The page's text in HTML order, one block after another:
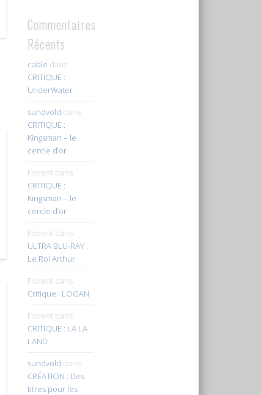
Commentaires
Récents
cable dans
CRITIQUE :
UnderWater
sundvold dans
CRITIQUE :
Kingsman – le
cercle d’or
Florentdans
CRITIQUE :
Kingsman – le
cercle d’or
Florentdans
ULTRA BLU-RAY :
Le Roi Arthur
Florentdans
Critique : LOGAN
Florentdans
CRITIQUE : LA LA
LAND
sundvold dans
CRÉATION : Des
titres pour les